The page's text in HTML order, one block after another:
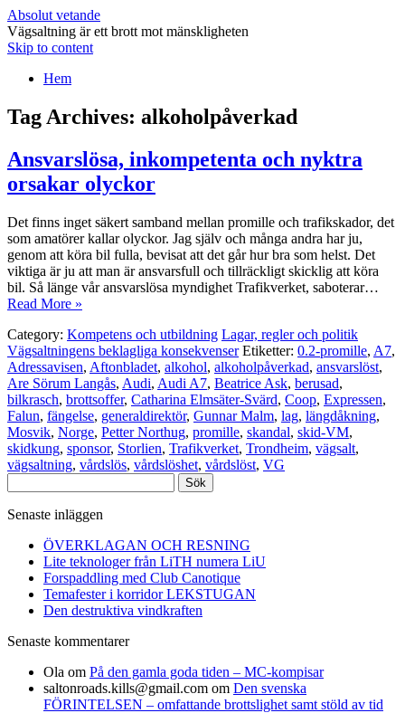
Absolut vetande
Vägsaltning är ett brott mot mänskligheten
Skip to content
Hem
Tag Archives: alkoholpåverkad
Ansvarslösa, inkompetenta och nyktra
orsakar olyckor
Det finns inget säkert samband mellan promille och trafikskador, det
som amatörer kallar olyckor. Jag själv och många andra har ju,
genom att köra bil fulla, bevisat att det går hur bra som helst. Det
viktiga är ju att man är ansvarsfull och tillräckligt skicklig att köra
bil. Så länge vår ansvarslösa myndighet Trafikverket, saboterar…
Read More »
Category: Kompetens och utbildning Lagar, regler och politik
Vägsaltningens beklagliga konsekvenser Etiketter: 0.2-promille, A7,
Adressavisen, Aftonbladet, alkohol, alkoholpåverkad, ansvarslöst,
Are Sörum Langås, Audi, Audi A7, Beatrice Ask, berusad,
bilkrasch, brottsoffer, Catharina Elmsäter-Svärd, Coop, Expressen,
Falun, fängelse, generaldirektör, Gunnar Malm, lag, längdåkning,
Mosvik, Norge, Petter Northug, promille, skandal, skid-VM,
skidkung, sponsor, Storlien, Trafikverket, Trondheim, vägsalt,
vägsaltning, vårdslös, vårdslöshet, vårdslöst, VG
efter:
Senaste inläggen
ÖVERKLAGAN OCH RESNING
Lite teknologer från LiTH numera LiU
Forspaddling med Club Canotique
Temafester i korridor LEKSTUGAN
Den destruktiva vindkraften
Senaste kommentarer
Ola om På den gamla goda tiden – MC-kompisar
saltonroads.kills@gmail.com om Den svenska
FÖRINTELSEN – omfattande brottslighet samt stöld av tid